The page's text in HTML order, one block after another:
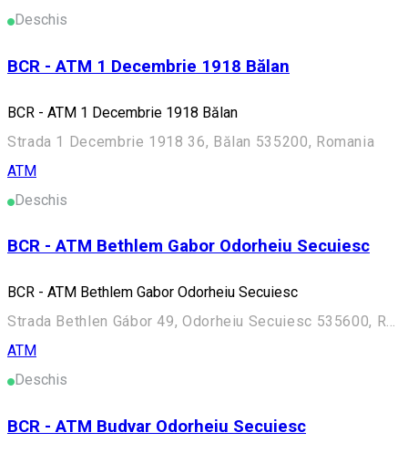
Deschis
BCR - ATM 1 Decembrie 1918 Bălan
BCR - ATM 1 Decembrie 1918 Bălan
Strada 1 Decembrie 1918 36, Bălan 535200, Romania
ATM
Deschis
BCR - ATM Bethlem Gabor Odorheiu Secuiesc
BCR - ATM Bethlem Gabor Odorheiu Secuiesc
Strada Bethlen Gábor 49, Odorheiu Secuiesc 535600, Romania
ATM
Deschis
BCR - ATM Budvar Odorheiu Secuiesc